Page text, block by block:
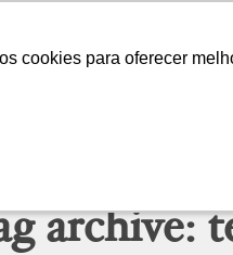
cookies para oferecer
cookies para oferecer
archive: